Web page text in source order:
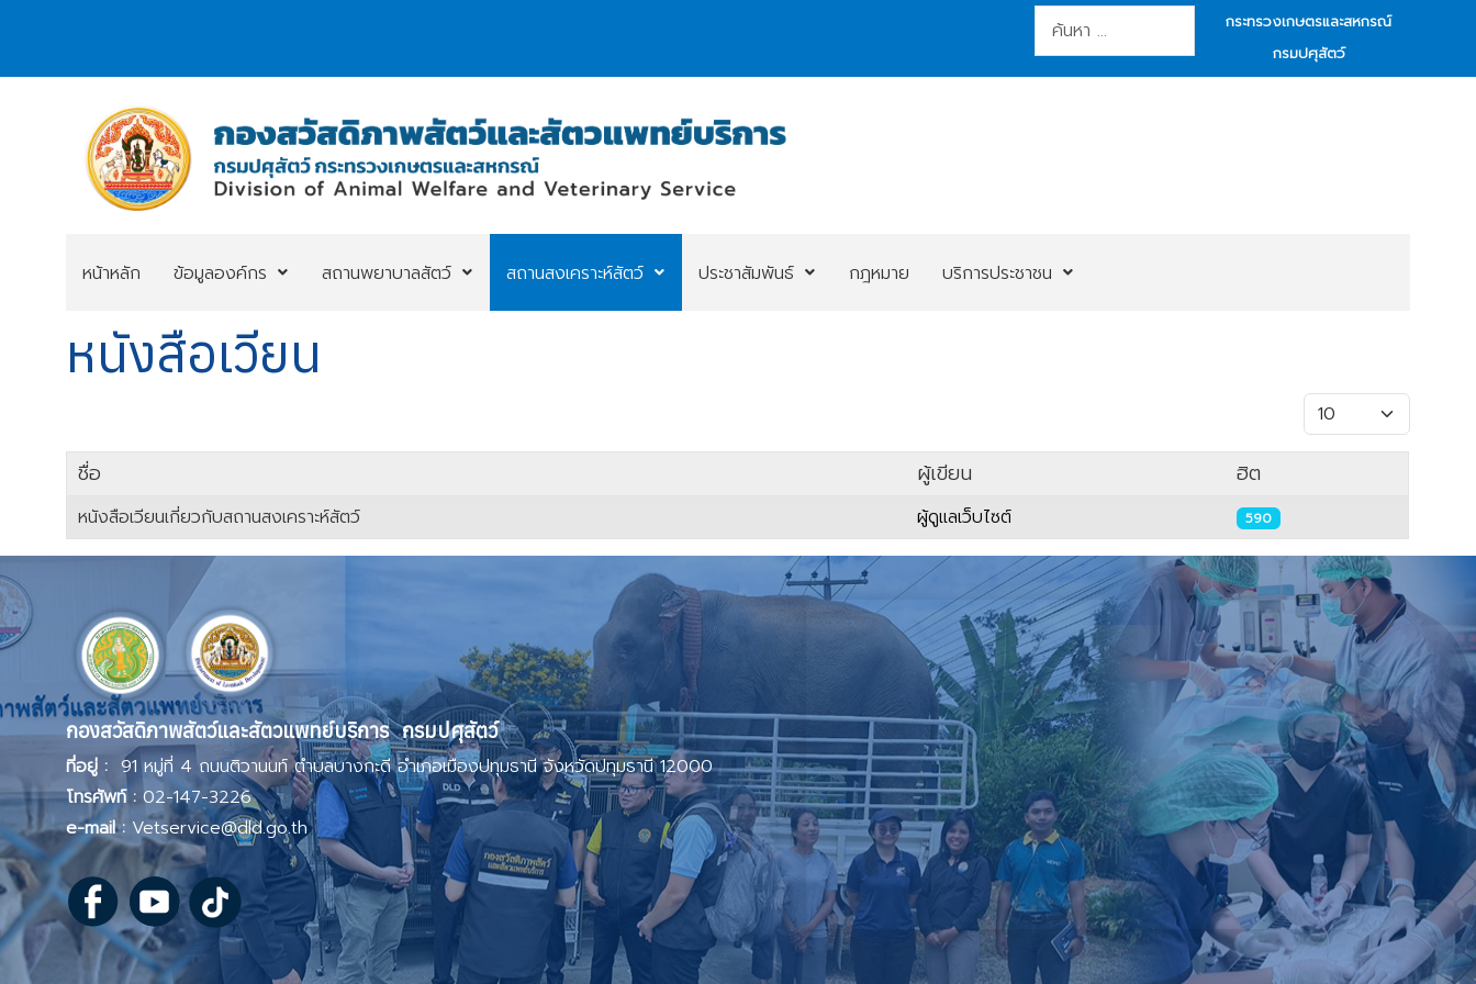
การค้นหา
กระทรวงเกษตรและสหกรณ์
กรมปศุสัตว์
หน้าหลัก ข้อมูลองค์กร สถานพยาบาลสัตว์ สถานสงเคราะห์สัตว์ ประชาสัมพันธ์ กฎหมาย บริการประชาชน
หนังสือเวียน
แสดง #
เนื้อหา
ชื่อ ผู้เขียน ฮิต
หนังสือเวียนเกี่ยวกับสถานสงเคราะห์สัตว์ ผู้ดูแลเว็บไซต์ 590
กองสวัสดิภาพสัตว์และสัตวแพทย์บริการ กรมปศุสัตว์
ที่อยู่ :91 หมู่ที่ 4 ถนนติวานนท์ ตำบลบางกะดี อำเภอเมืองปทุมธานี จังหวัดปทุมธานี 12000
โทรศัพท์ :02-147-3226
e-mail : Vetservice@dld.go.th